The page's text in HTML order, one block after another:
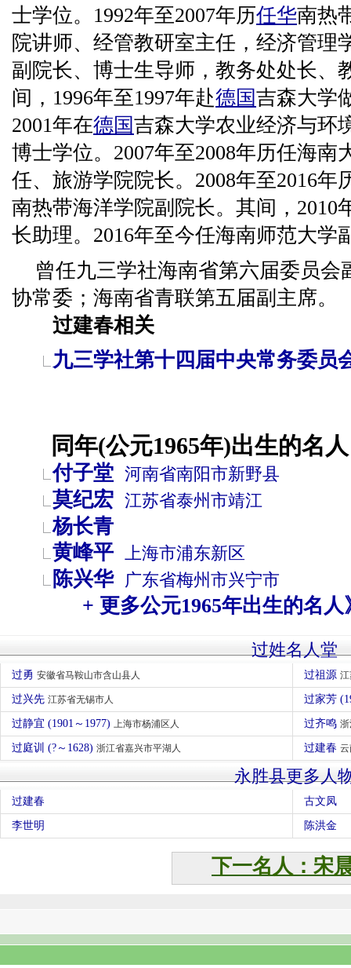
士学位。1992年至2007年历任华南热
院讲师、经管教研室主任，经济管理
副院长、博士生导师，教务处处长、
间，1996年至1997年赴德国吉森大学
2001年在德国吉森大学农业经济与环
博士学位。2007年至2008年历任海南
任、旅游学院院长。2008年至2016年
南热带海洋学院副院长。其间，2010
长助理。2016年至今任海南师范大学
曾任九三学社海南省第六届委员会
协常委；海南省青联第五届副主席。
过建春相关
九三学社第十四届中央常务委员
同年(公元1965年)出生的名
付子堂 河南省南阳市新野县
莫纪宏 江苏省泰州市靖江
杨长青
黄峰平 上海市浦东新区
陈兴华 广东省梅州市兴宁市
+ 更多公元1965年出生的名人
过姓名人堂
过勇 安徽省马鞍山市含山县人 过祖源
过兴先 江苏省无锡市人 过家芳
过静宜 (1901～1977) 上海市杨浦区人 过齐鸣
过庭训 (?～1628) 浙江省嘉兴市平湖人 过建春
永胜县更多人
过建春 古文凤
李世明 陈洪金
下一名人：宋